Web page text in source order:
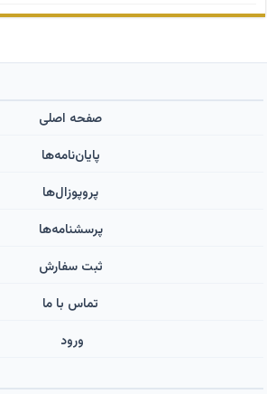
صفحه اصلی
پایان‌نامه‌ها
پروپوزال‌ها
پرسشنامه‌ها
ثبت سفارش
تماس با ما
ورود ‌